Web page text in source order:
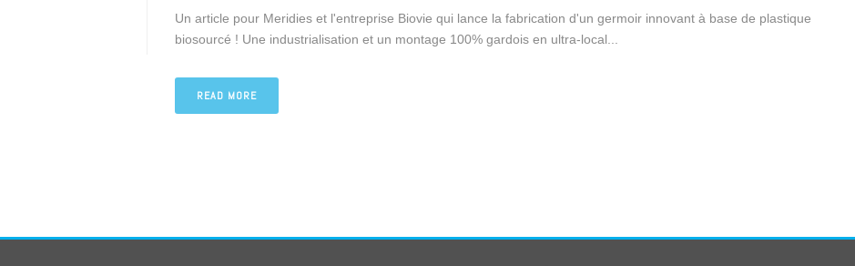
Un article pour Meridies et l'entreprise Biovie qui lance la fabrication d'un germoir innovant à base de plastique
biosourcé ! Une industrialisation et un montage 100% gardois en ultra-local...
READ MORE